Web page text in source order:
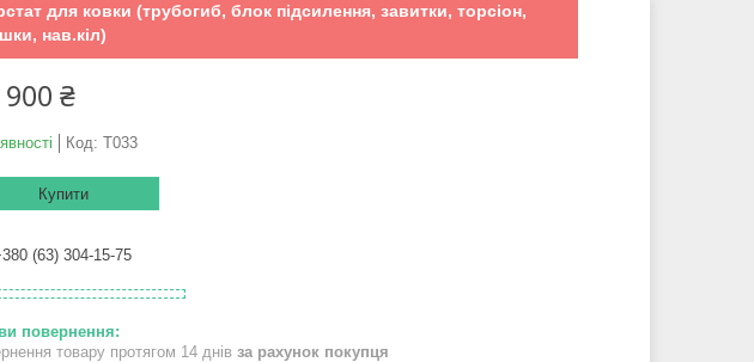
для ковки (трубогиб, блок підсилення, завитки, торсіон,
нав.кіл)
900 ₴
Код: Т033
Купити
(63) 304-15-75
товару протягом 14 днів за рахунок покупця